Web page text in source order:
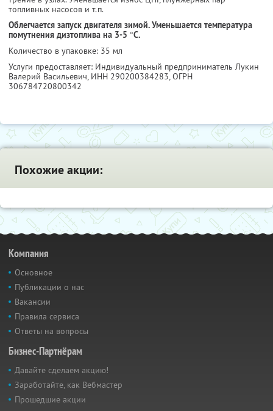
топливных насосов и т.п.
Облегчается запуск двигателя зимой. Уменьшается температура
помутнения дизтоплива на 3-5 °С.
Количество в упаковке: 35 мл
Услуги предоставляет: Индивидуальный предприниматель Лукин
Валерий Васильевич, ИНН 290200384283, ОГРН
306784720800342
Похожие акции:
Компания
Основное
Публикации о нас
Вакансии
Правила сервиса
Ответы на вопросы
Бизнес-Партнёрам
Давайте сделаем акцию!
Заработайте, как Вебмастер
Прошедшие акции